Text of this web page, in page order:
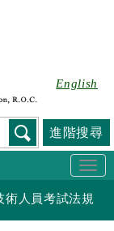
English
進階搜尋
術人員考試法規